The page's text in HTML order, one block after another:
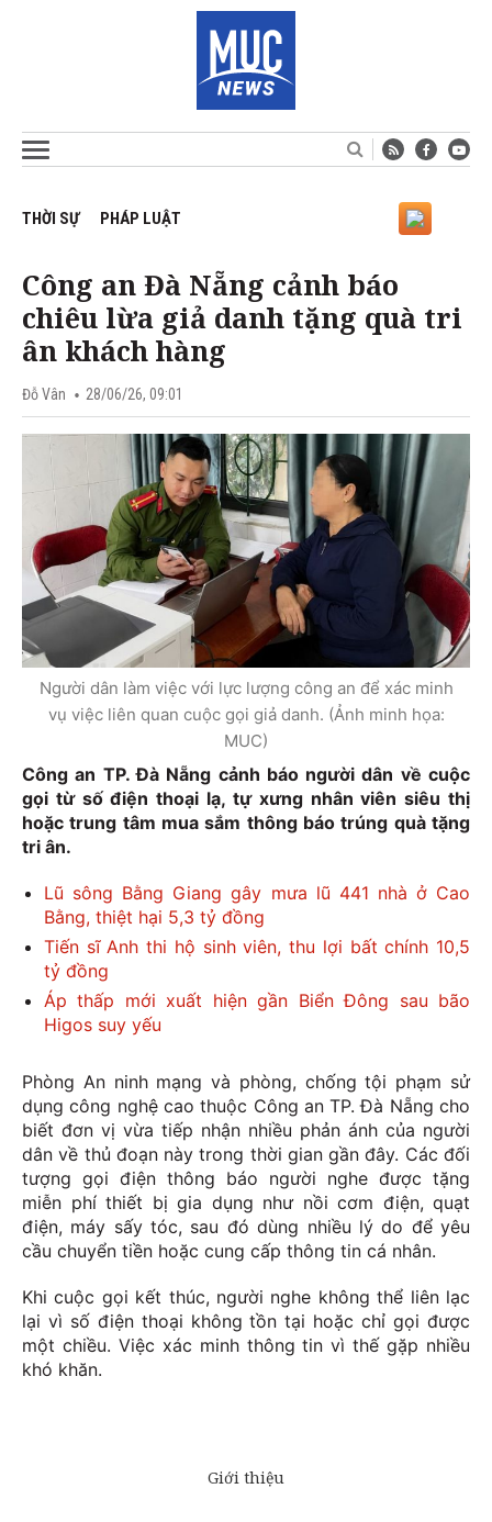
THỜI SỰ PHÁP LUẬT
Công an Đà Nẵng cảnh báo
chiêu lừa giả danh tặng quà tri
ân khách hàng
Đỗ Vân 28/06/26, 09:01
Người dân làm việc với lực lượng công an để xác minh
vụ việc liên quan cuộc gọi giả danh. (Ảnh minh họa:
MUC)
Công an TP. Đà Nẵng cảnh báo người dân về cuộc
gọi từ số điện thoại lạ, tự xưng nhân viên siêu thị
hoặc trung tâm mua sắm thông báo trúng quà tặng
tri ân.
Lũ sông Bằng Giang gây mưa lũ 441 nhà ở Cao
Bằng, thiệt hại 5,3 tỷ đồng
Tiến sĩ Anh thi hộ sinh viên, thu lợi bất chính 10,5
tỷ đồng
Áp thấp mới xuất hiện gần Biển Đông sau bão
Higos suy yếu
Phòng An ninh mạng và phòng, chống tội phạm sử
dụng công nghệ cao thuộc Công an TP. Đà Nẵng cho
biết đơn vị vừa tiếp nhận nhiều phản ánh của người
dân về thủ đoạn này trong thời gian gần đây. Các đối
tượng gọi điện thông báo người nghe được tặng
miễn phí thiết bị gia dụng như nồi cơm điện, quạt
điện, máy sấy tóc, sau đó dùng nhiều lý do để yêu
cầu chuyển tiền hoặc cung cấp thông tin cá nhân.
Khi cuộc gọi kết thúc, người nghe không thể liên lạc
lại vì số điện thoại không tồn tại hoặc chỉ gọi được
một chiều. Việc xác minh thông tin vì thế gặp nhiều
khó khăn.